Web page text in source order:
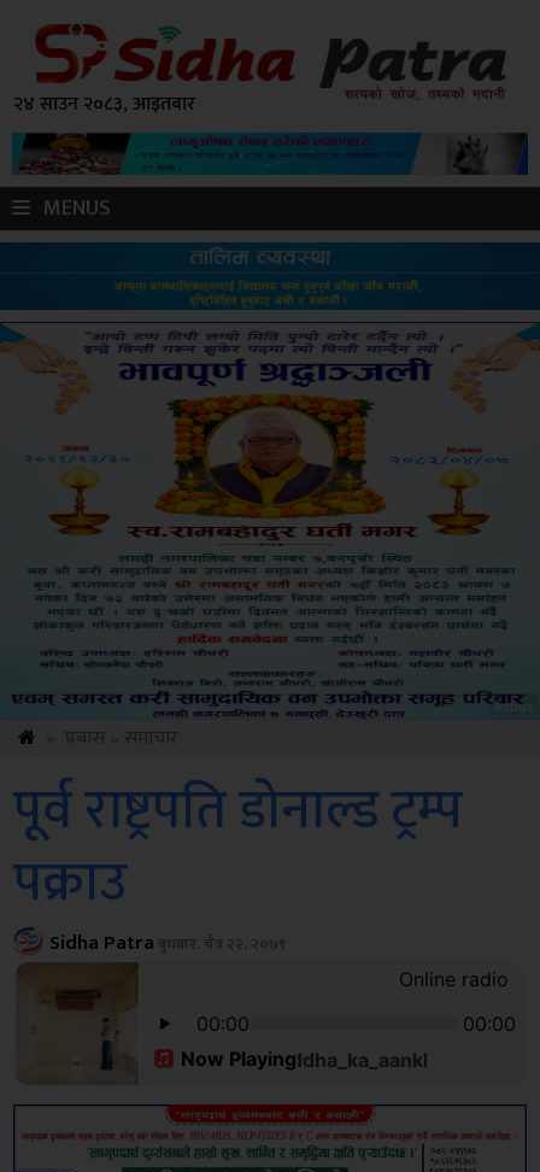
२४ साउन २०८३, आइतबार
MENUS
Amb
पूर्व राष्ट्रपति डोनाल्ड ट्रम्प
पक्राउ
Sidha Patraबुधबार, चैत्र २२, २०७९